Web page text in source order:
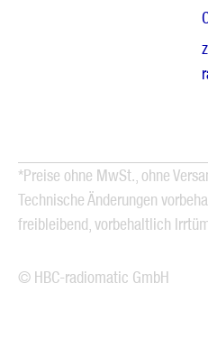
*Preise ohne MwSt., ohne
Technische Änderungen
freibleibend, vorbehaltlich
© HBC-radiomatic GmbH